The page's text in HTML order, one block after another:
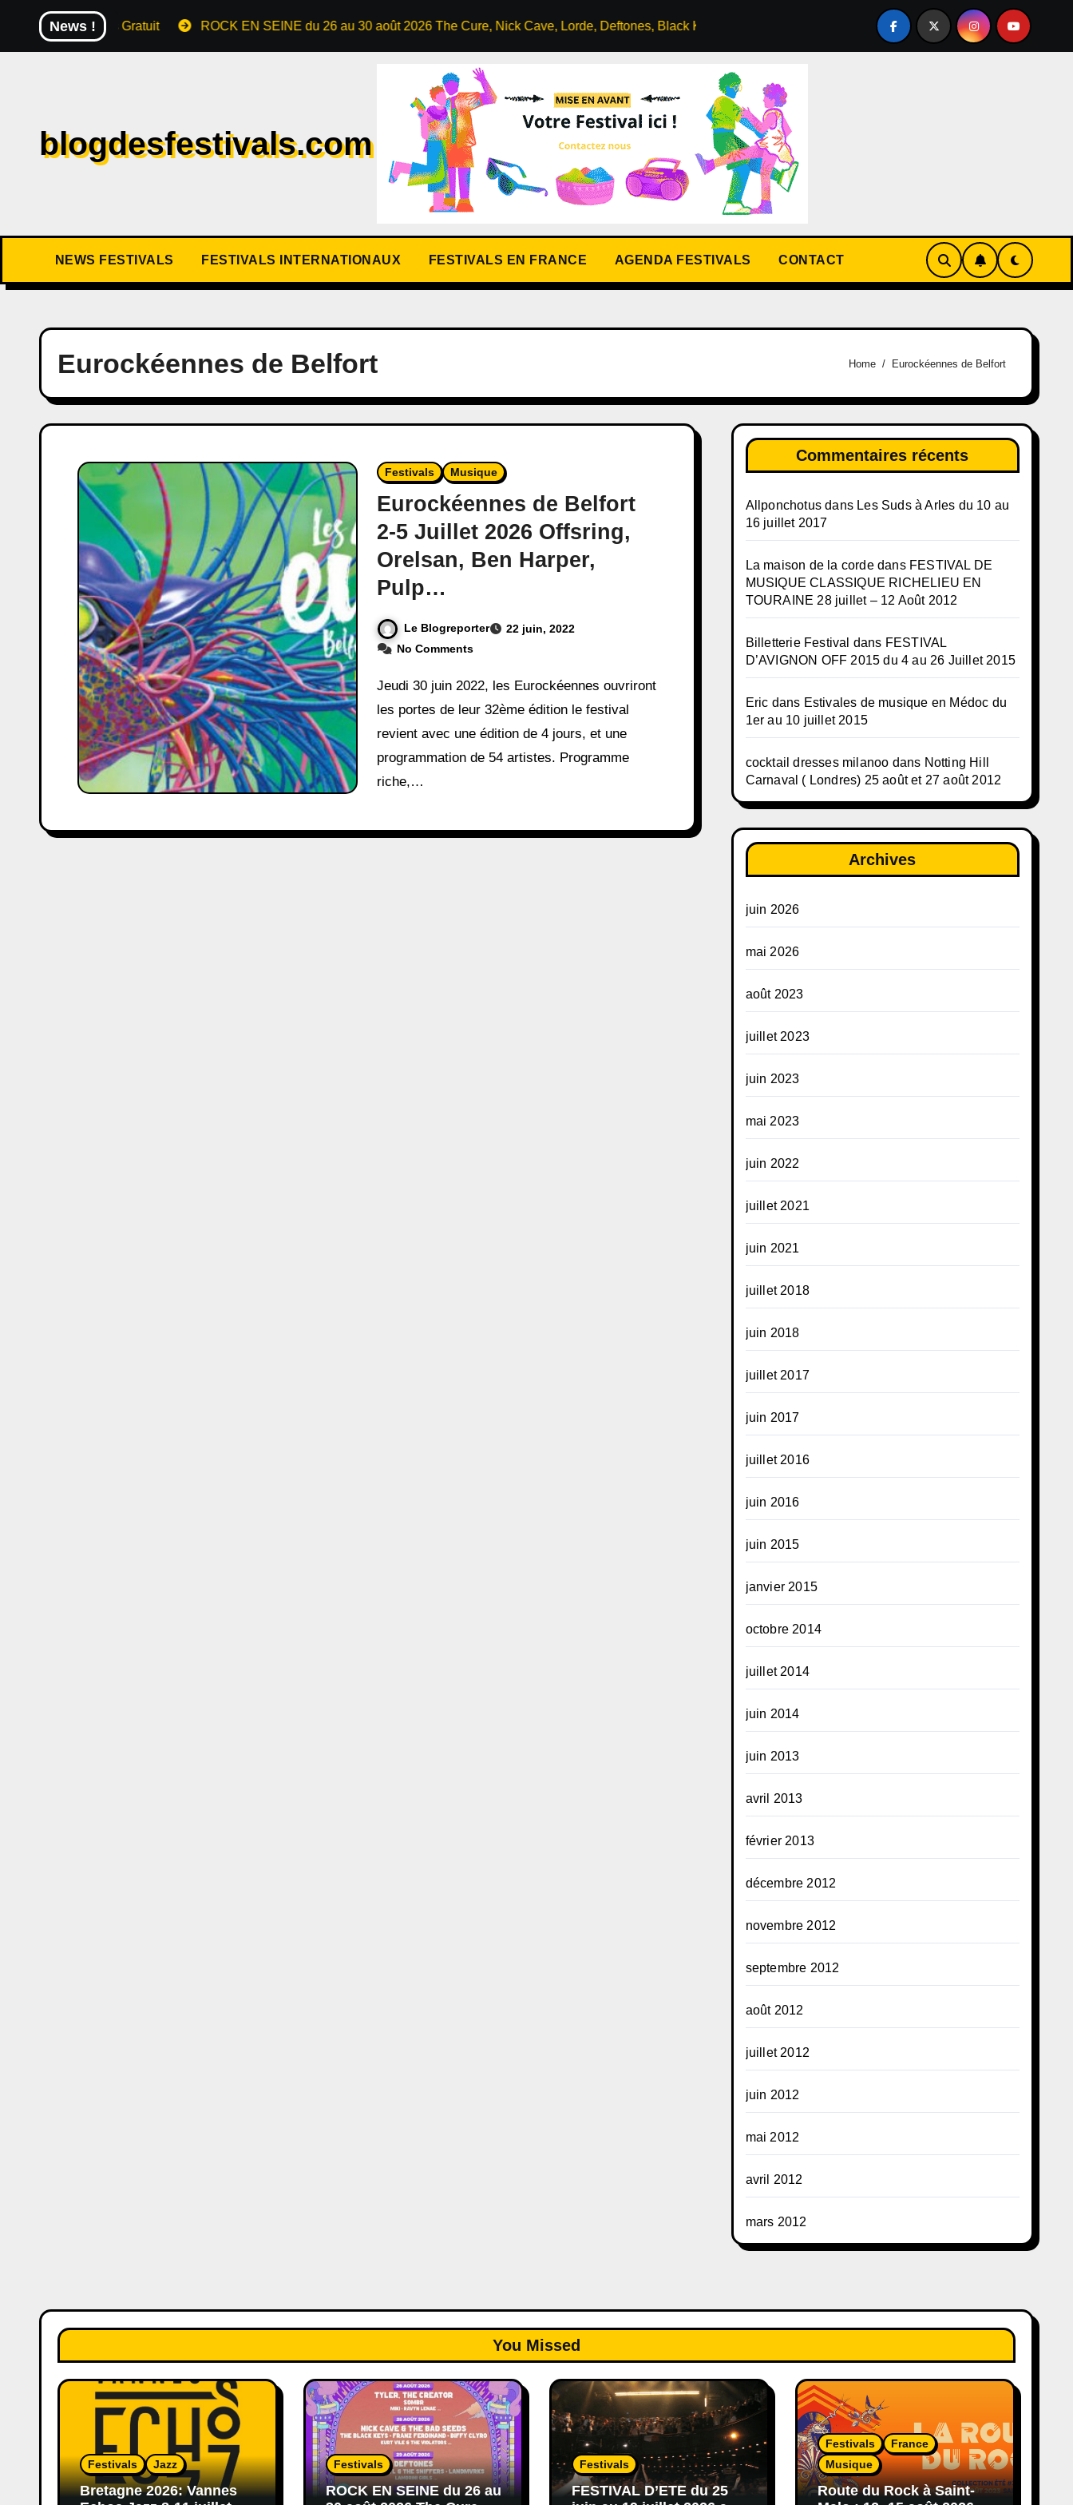
News !
Gratuit ROCK EN SEINE du 26 au 30 août 2026 The Cure, Nick Cave, Lorde, Deftones, Black Keys… FESTIVAL D’ETE du 25 juin au 19 juillet 2026 au Cabaret
blogdesfestivals.com
NEWS FESTIVALS FESTIVALS INTERNATIONAUX FESTIVALS EN FRANCE AGENDA FESTIVALS CONTACT
Eurockéennes de Belfort Home Eurockéennes de Belfort
Festivals Musique
Eurockéennes de Belfort
2-5 Juillet 2026 Offsring,
Orelsan, Ben Harper,
Pulp…
Le Blogreporter
22 juin, 2022
No Comments
Jeudi 30 juin 2022, les Eurockéennes ouvriront
les portes de leur 32ème édition le festival
revient avec une édition de 4 jours, et une
programmation de 54 artistes. Programme
riche,…
Commentaires récents
Allponchotus dans Les Suds à Arles du 10 au
16 juillet 2017
La maison de la cordedans FESTIVAL DE
MUSIQUE CLASSIQUE RICHELIEU EN
TOURAINE 28 juillet – 12 Août 2012
Billetterie Festival dans FESTIVAL
D’AVIGNON OFF 2015 du 4 au 26 Juillet 2015
Eric dans Estivales de musique en Médoc du
1er au 10 juillet 2015
cocktail dresses milanoo dans Notting Hill
Carnaval ( Londres) 25 août et 27 août 2012
Archives
juin 2026
mai 2026
août 2023
juillet 2023
juin 2023
mai 2023
juin 2022
juillet 2021
juin 2021
juillet 2018
juin 2018
juillet 2017
juin 2017
juillet 2016
juin 2016
juin 2015
janvier 2015
octobre 2014
juillet 2014
juin 2014
juin 2013
avril 2013
février 2013
décembre 2012
novembre 2012
septembre 2012
août 2012
juillet 2012
juin 2012
mai 2012
avril 2012
mars 2012
You Missed
Festivals Jazz
Bretagne 2026: Vannes
Festivals
ROCK EN SEINE du 26 au
Festivals
FESTIVAL D’ETE du 25
Festivals
France
Musique
Route du Rock à Saint-